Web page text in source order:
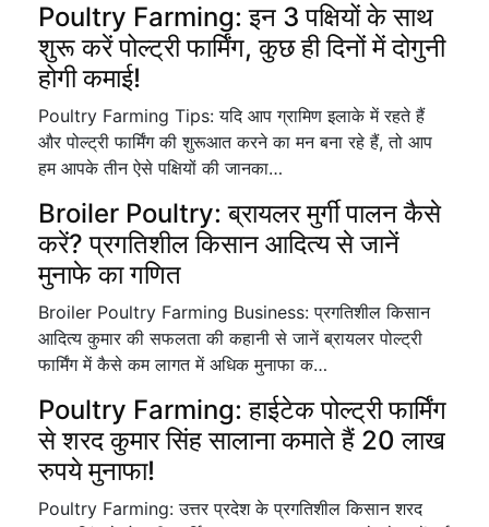
Poultry Farming: इन 3 पक्षियों के साथ
शुरू करें पोल्ट्री फार्मिंग, कुछ ही दिनों में दोगुनी
होगी कमाई!
Poultry Farming Tips: यदि आप ग्रामिण इलाके में रहते हैं
और पोल्ट्री फार्मिंग की शुरूआत करने का मन बना रहे हैं, तो आप
हम आपके तीन ऐसे पक्षियों की जानका…
Broiler Poultry: ब्रायलर मुर्गी पालन कैसे
करें? प्रगतिशील किसान आदित्य से जानें
मुनाफे का गणित
Broiler Poultry Farming Business: प्रगतिशील किसान
आदित्य कुमार की सफलता की कहानी से जानें ब्रायलर पोल्ट्री
फार्मिंग में कैसे कम लागत में अधिक मुनाफा क…
Poultry Farming: हाईटेक पोल्ट्री फार्मिंग
से शरद कुमार सिंह सालाना कमाते हैं 20 लाख
रुपये मुनाफा!
Poultry Farming: उत्तर प्रदेश के प्रगतिशील किसान शरद